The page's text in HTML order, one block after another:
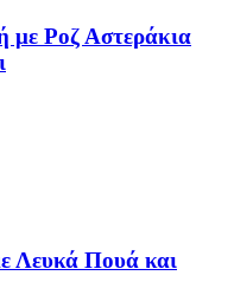
με Ροζ Αστεράκια
Λευκά Πουά και